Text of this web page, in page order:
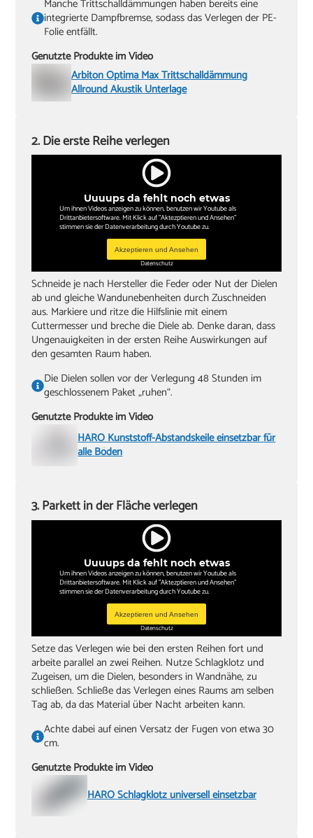
Manche Trittschalldämmungen haben bereits eine
integrierte Dampfbremse, sodass das Verlegen der PE-
Folie entfällt.
Genutzte Produkte im Video
Arbiton Optima Max Trittschalldämmung
Allround Akustik Unterlage
Uuuups da fehlt noch etwas
Um ihnen Videos anzeigen zu können, benutzen wir Youtube als
Drittanbietersoftware. Mit Klick auf "Aktezptieren und Ansehen"
stimmen sie der Datenverarbeitung durch Youtube zu.
Akzeptieren und Ansehen
Datenschutz
2. Die erste Reihe verlegen
Schneide je nach Hersteller die Feder oder Nut der Dielen
ab und gleiche Wandunebenheiten durch Zuschneiden
aus. Markiere und ritze die Hilfslinie mit einem
Cuttermesser und breche die Diele ab. Denke daran, dass
Ungenauigkeiten in der ersten Reihe Auswirkungen auf
den gesamten Raum haben.
Die Dielen sollen vor der Verlegung 48 Stunden im
geschlossenem Paket „ruhen“.
Genutzte Produkte im Video
HARO Kunststoff-Abstandskeile einsetzbar für
alle Böden
Uuuups da fehlt noch etwas
Um ihnen Videos anzeigen zu können, benutzen wir Youtube als
Drittanbietersoftware. Mit Klick auf "Aktezptieren und Ansehen"
stimmen sie der Datenverarbeitung durch Youtube zu.
Akzeptieren und Ansehen
Datenschutz
3. Parkett in der Fläche verlegen
Setze das Verlegen wie bei den ersten Reihen fort und
arbeite parallel an zwei Reihen. Nutze Schlagklotz und
Zugeisen, um die Dielen, besonders in Wandnähe, zu
schließen. Schließe das Verlegen eines Raums am selben
Tag ab, da das Material über Nacht arbeiten kann.
Achte dabei auf einen Versatz der Fugen von etwa 30
cm.
Genutzte Produkte im Video
HARO Schlagklotz universell einsetzbar